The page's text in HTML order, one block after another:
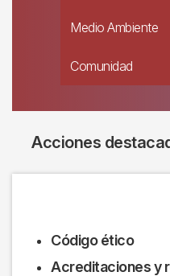
Medio Ambiente
Comunidad
Acciones
Código ético
Acreditaciones y